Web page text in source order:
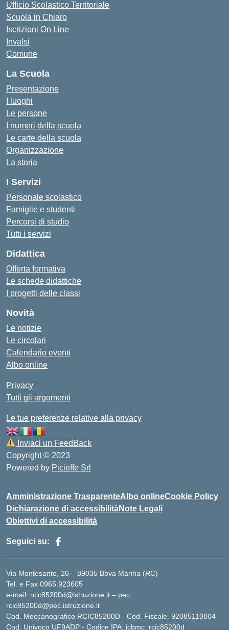
Ufficio Scolastico Territoriale
Scuola in Chiaro
Iscrizioni On Line
Invalsi
Comune
La Scuola
Presentazione
I luoghi
Le persone
I numeri della scuola
Le carte della scuola
Organizzazione
La storia
I Servizi
Personale scolastico
Famiglie e studenti
Percorsi di studio
Tutti i servizi
Didattica
Offerta formativa
Le schede didattiche
I progetti delle classi
Novità
Le notizie
Le circolari
Calendario eventi
Albo online
Privacy
Tutti gli argomenti
Le tue preferenze relative alla privacy
Inviaci un FeedBack
Copyright © 2023
Powered by Picieffe Srl
Amministrazione TrasparenteAlbo onlineCookie Policy
Dichiarazione di accessibilitàNote Legali
Obiettivi di accessibilità
Seguici su:
Via Montesanto, 26 – 89035 Bova Marina (RC)
Tel. e Fax 0965.923605
e-mail: rcic85200d@istruzione.it – pec:
rcic85200d@pec.istruzione.it
Cod. Meccanografico RCIC85200D - Cod. Fiscale. 92085110804
Cod. Univoco UF9ADP - Codice IPA: icbmc_rcic85200d